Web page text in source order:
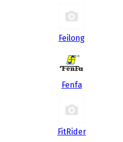
Feilong
Fenfa
FitRider